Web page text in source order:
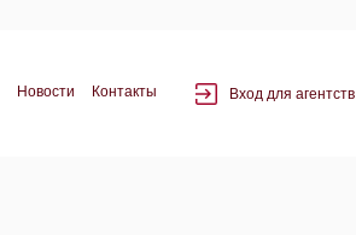
Новости Контакты Вход для агентств